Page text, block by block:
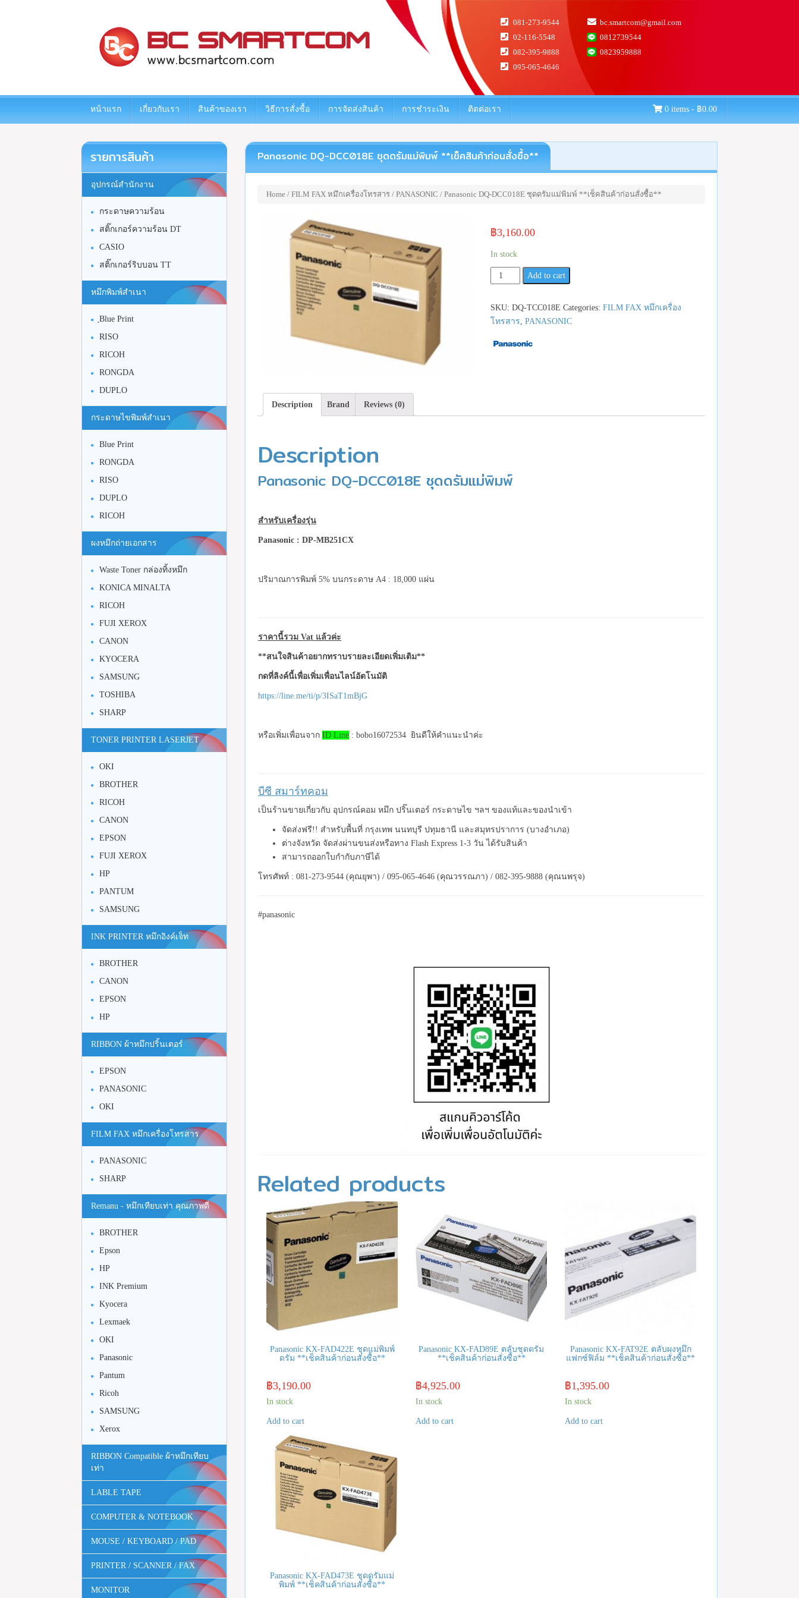
081-273-9544
bc.smartcom@gmail.com
02-116-5548
0812739544
082-395-9888
0823959888
095-065-4646
หน้าแรก เกี่ยวกับเรา สินค้าของเรา วิธีการสั่งซื้อ การจัดส่งสินค้า การชำระเงิน ติดต่อเรา 0 items - ฿0.00
Panasonic DQ-DCC018E ชุดดรัมแม่พิมพ์ **เช็คสินค้าก่อนสั่งซื้อ**
Home / FILM FAX หมึกเครื่องโทรสาร / PANASONIC / Panasonic DQ-DCC018E ชุดดรัมแม่พิมพ์ **เช็คสินค้าก่อนสั่งซื้อ**
฿3,160.00
In stock
Panasonic
DQ-
ชุด
แม่
Add to cart
SKU: DQ-TCC018E Categories: FILM FAX หมึกเครื่อง
โทรสาร, PANASONIC
Description Brand Reviews (0)
Description
Panasonic DQ-DCC018E ชุดดรัมแม่พิมพ์
สำหรับเครื่องรุ่น
Panasonic : DP-MB251CX
ปริมาณการพิมพ์ 5% บนกระดาษ A4 : 18,000 แผ่น
ราคานี้รวม Vat แล้วค่ะ
**สนใจสินค้าอยากทราบรายละเอียดเพิ่มเติม**
กดที่ลิงค์นี้เพื่อเพิ่มเพื่อนไลน์อัตโนมัติ
https://line.me/ti/p/3ISaT1mBjG
หรือเพิ่มเพื่อนจาก ID Line : bobo16072534 ยินดีให้คำแนะนำค่ะ
บีซี สมาร์ทคอม
เป็นร้านขายเกี่ยวกับ อุปกรณ์คอม หมึก ปริ๊นเตอร์ กระดาษไข ฯลฯ ของแท้และของนำเข้า
จัดส่งฟรี!! สำหรับพื้นที่ กรุงเทพ นนทบุรี ปทุมธานี และสมุทรปราการ (บางอำเภอ)
ต่างจังหวัด จัดส่งผ่านขนส่งหรือทาง Flash Express 1-3 วัน ได้รับสินค้า
สามารถออกใบกำกับภาษีได้
โทรศัพท์ : 081-273-9544 (คุณยุพา) / 095-065-4646 (คุณวรรณภา) / 082-395-9888 (คุณนพรุจ)
#panasonic
Related products
Panasonic KX-FAD422E ชุดแม่พิมพ์
ดรัม **เช็คสินค้าก่อนสั่งซื้อ**
฿3,190.00
In stock
Add to cart
Panasonic KX-FAD89E ตลับชุดดรัม
**เช็คสินค้าก่อนสั่งซื้อ**
฿4,925.00
In stock
Add to cart
Panasonic KX-FAT92E ตลับผงหมึก
แฟกซ์ฟิล์ม **เช็คสินค้าก่อนสั่งซื้อ**
฿1,395.00
In stock
Add to cart
Panasonic KX-FAD473E ชุดดรัมแม่
พิมพ์ **เช็คสินค้าก่อนสั่งซื้อ**
รายการสินค้า
อุปกรณ์สำนักงาน
กระดาษความร้อน
สติ๊กเกอร์ความร้อน DT
CASIO
สติ๊กเกอร์ริบบอน TT
หมึกพิมพ์สำเนา
ฺBlue Print
RISO
RICOH
RONGDA
DUPLO
กระดาษไขพิมพ์สำเนา
Blue Print
RONGDA
RISO
DUPLO
RICOH
ผงหมึกถ่ายเอกสาร
Waste Toner กล่องทิ้งหมึก
KONICA MINALTA
RICOH
FUJI XEROX
CANON
KYOCERA
SAMSUNG
TOSHIBA
SHARP
TONER PRINTER LASERJET
OKI
BROTHER
RICOH
CANON
EPSON
FUJI XEROX
HP
PANTUM
SAMSUNG
INK PRINTER หมึกอิงค์เจ็ท
BROTHER
CANON
EPSON
HP
RIBBON ผ้าหมึกปริ้นเตอร์
EPSON
PANASONIC
OKI
FILM FAX หมึกเครื่องโทรสาร
PANASONIC
SHARP
Remanu - หมึกเทียบเท่า คุณภาพดี
BROTHER
Epson
HP
INK Premium
Kyocera
Lexmaek
OKI
Panasonic
Pantum
Ricoh
SAMSUNG
Xerox
RIBBON Compatible ผ้าหมึกเทียบ
เท่า
LABLE TAPE
COMPUTER & NOTEBOOK
MOUSE / KEYBOARD / PAD
PRINTER / SCANNER / FAX
MONITOR